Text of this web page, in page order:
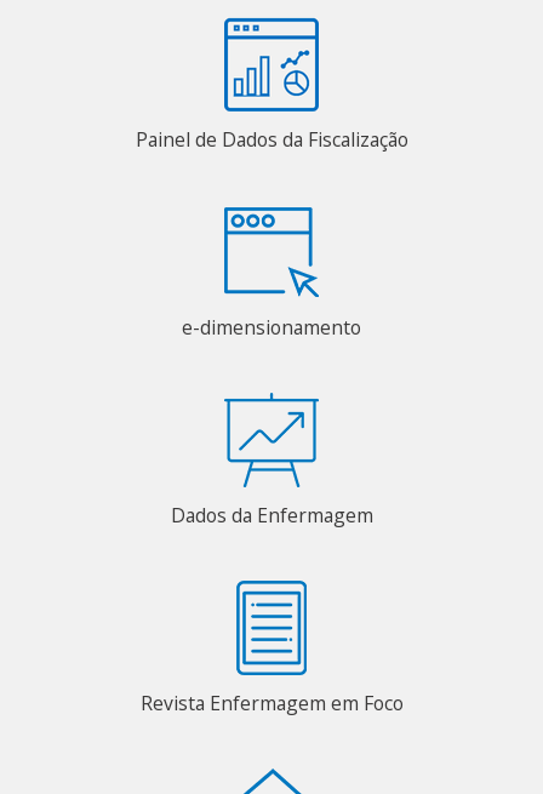
Painel de Dados da Fiscalização
e-dimensionamento
Dados da Enfermagem
Revista Enfermagem em Foco